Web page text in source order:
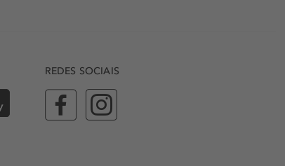
REDES SOCIAIS